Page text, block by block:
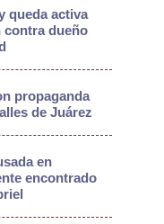
queda activa
contra dueño
propaganda
de Juárez
en
encontrado